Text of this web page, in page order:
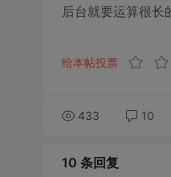
后台就要运算很长
给本帖投票
433 10
10 条回复